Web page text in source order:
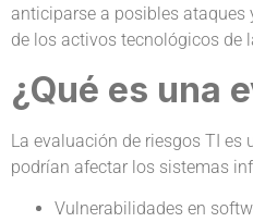
anticiparse a posibles
de los activos tecnológicos de
¿Qué es una
La evaluación de riesgos TI
podrían afectar los sistemas
Vulnerabilidades en